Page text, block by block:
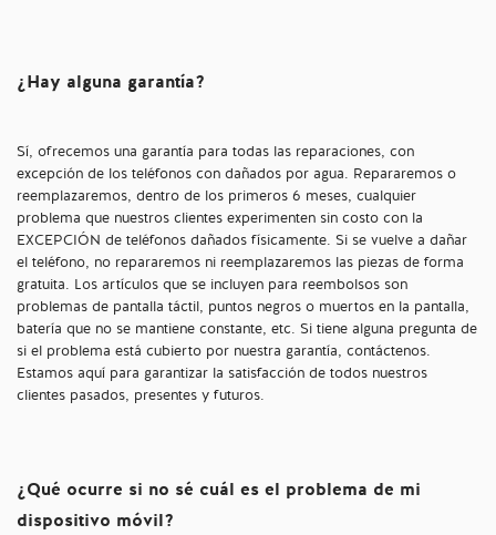
¿Hay alguna garantía?
Sí, ofrecemos una garantía para todas las reparaciones, con
excepción de los teléfonos con dañados por agua. Repararemos o
reemplazaremos, dentro de los primeros 6 meses, cualquier
problema que nuestros clientes experimenten sin costo con la
EXCEPCIÓN de teléfonos dañados físicamente. Si se vuelve a dañar
el teléfono, no repararemos ni reemplazaremos las piezas de forma
gratuita. Los artículos que se incluyen para reembolsos son
problemas de pantalla táctil, puntos negros o muertos en la pantalla,
batería que no se mantiene constante, etc. Si tiene alguna pregunta de
si el problema está cubierto por nuestra garantía, contáctenos.
Estamos aquí para garantizar la satisfacción de todos nuestros
clientes pasados, presentes y futuros.
¿Qué ocurre si no sé cuál es el problema de mi
dispositivo móvil?